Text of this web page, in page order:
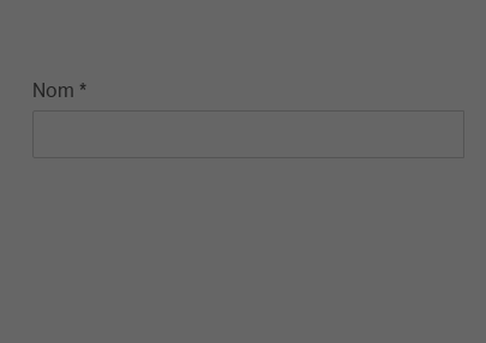
Nom *